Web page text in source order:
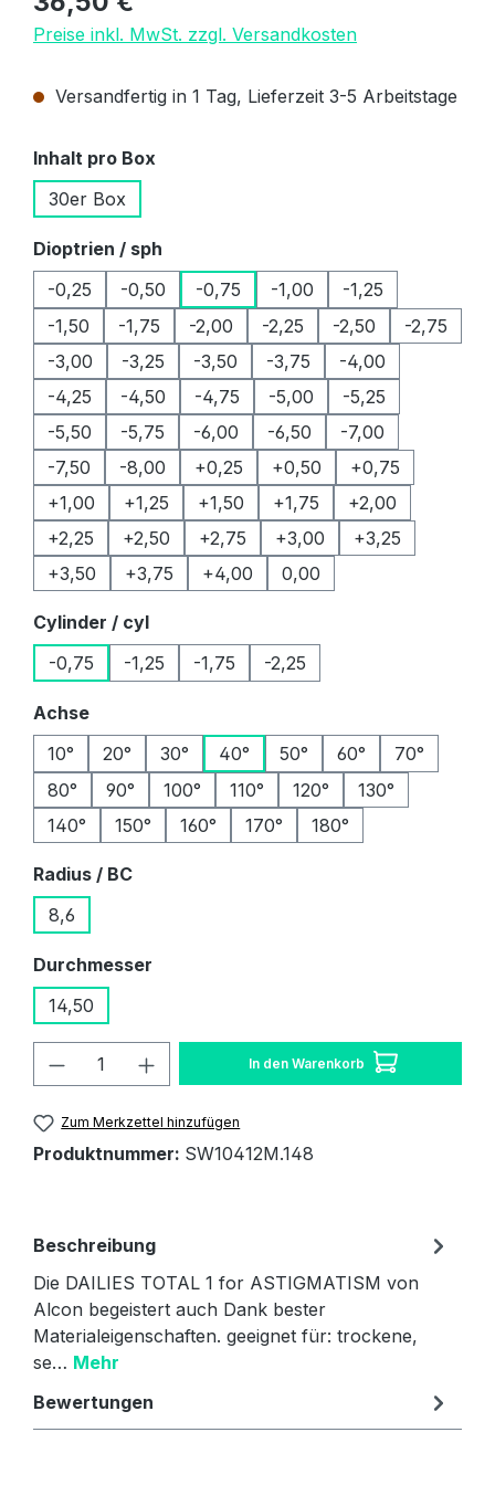
Preise inkl. MwSt. zzgl. Versandkosten
Versandfertig in 1 Tag, Lieferzeit 3-5 Arbeitstage
Inhalt pro Box
30er Box
Dioptrien / sph
-0,25
-0,50 -0,75 -1,00
-1,25
-1,50
-1,75 -2,00 -2,25 -2,50
-2,75
-3,00
-3,25 -3,50 -3,75
-4,00
-4,25
-4,50 -4,75 -5,00
-5,25
-5,50
-5,75 -6,00 -6,50
-7,00
-7,50
-8,00 +0,25 +0,50
+0,75
+1,00
+1,25 +1,50 +1,75
+2,00
+2,25
+2,50 +2,75 +3,00
+3,25
+3,50
+3,75 +4,00 0,00
Cylinder / cylauswählen
-0,75
-1,25 -1,75 -2,25
Achseauswählen
10°
20° 30° 40° 50° 60°
70°
80°
90° 100° 110° 120°
130°
140°
150° 160° 170° 180°
Radius / BCauswählen
8,6
Durchmesser
14,50
Produkt Anzahl: Gib den
In den Warenkorb
Zum Merkzettel hinzufügen
Produktnummer: SW10412M.148
Beschreibung
Die DAILIES TOTAL 1 for ASTIGMATISM von
Alcon begeistert auch Dank bester
Materialeigenschaften. geeignet für: trockene,
se… Mehr
Bewertungen